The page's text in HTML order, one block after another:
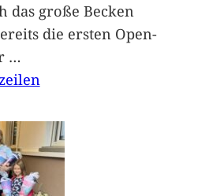
das große Becken
die ersten Open-
…